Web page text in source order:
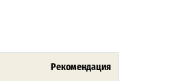
Рекомендация